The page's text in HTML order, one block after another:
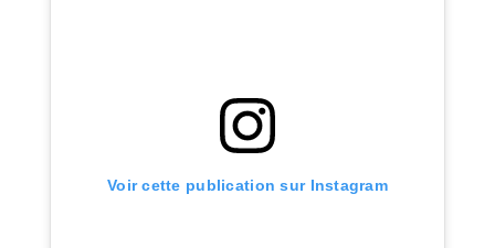
Voir cette publication sur Instagram